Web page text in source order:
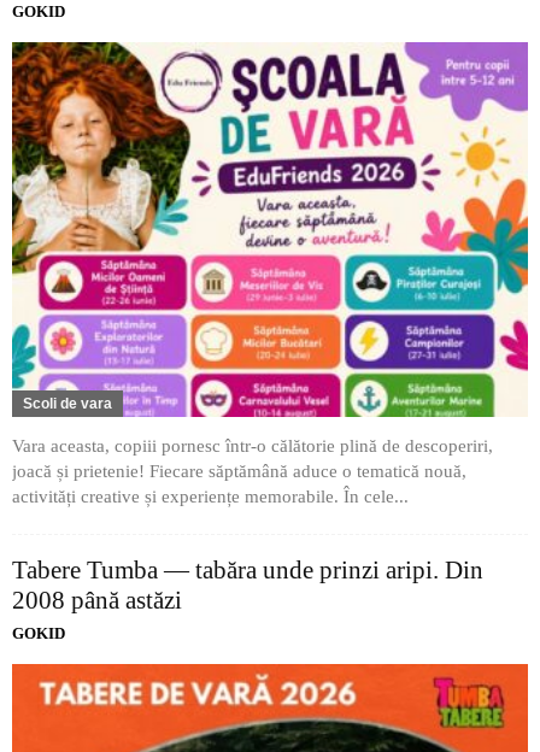
GOKID
Scoli de vara
Vara aceasta, copiii pornesc într-o călătorie plină de descoperiri,
joacă și prietenie! Fiecare săptămână aduce o tematică nouă,
activități creative și experiențe memorabile. În cele...
Tabere Tumba — tabăra unde prinzi aripi. Din
2008 până astăzi
GOKID